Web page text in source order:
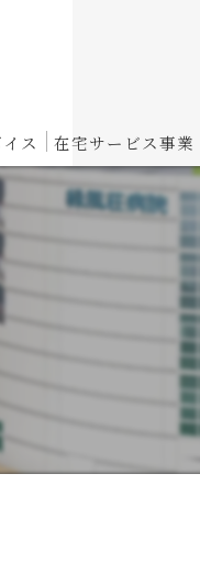
ス
スからのお知らせ
在宅サービス事業